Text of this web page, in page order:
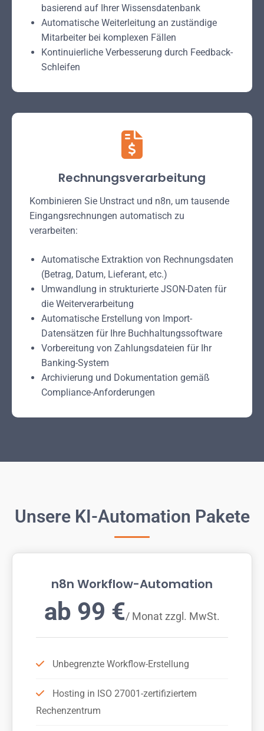
basierend auf Ihrer Wissensdatenbank
Automatische Weiterleitung an zuständige
Mitarbeiter bei komplexen Fällen
Kontinuierliche Verbesserung durch Feedback-
Schleifen
Rechnungsverarbeitung
Kombinieren Sie Unstract und n8n, um tausende
Eingangsrechnungen automatisch zu
verarbeiten:
Automatische Extraktion von Rechnungsdaten
(Betrag, Datum, Lieferant, etc.)
Umwandlung in strukturierte JSON-Daten für
die Weiterverarbeitung
Automatische Erstellung von Import-
Datensätzen für Ihre Buchhaltungssoftware
Vorbereitung von Zahlungsdateien für Ihr
Banking-System
Archivierung und Dokumentation gemäß
Compliance-Anforderungen
Unsere KI-Automation Pakete
n8n Workflow-Automation
ab 99 €/ Monat zzgl. MwSt.
Unbegrenzte Workflow-Erstellung
Hosting in ISO 27001-zertifiziertem
Rechenzentrum